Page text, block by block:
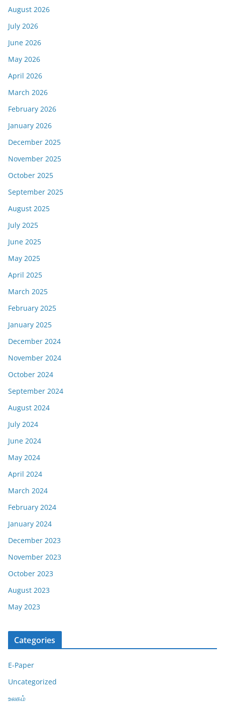
August 2026
July 2026
June 2026
May 2026
April 2026
March 2026
February 2026
January 2026
December 2025
November 2025
October 2025
September 2025
August 2025
July 2025
June 2025
May 2025
April 2025
March 2025
February 2025
January 2025
December 2024
November 2024
October 2024
September 2024
August 2024
July 2024
June 2024
May 2024
April 2024
March 2024
February 2024
January 2024
December 2023
November 2023
October 2023
August 2023
May 2023
Categories
E-Paper
Uncategorized
உலகம்